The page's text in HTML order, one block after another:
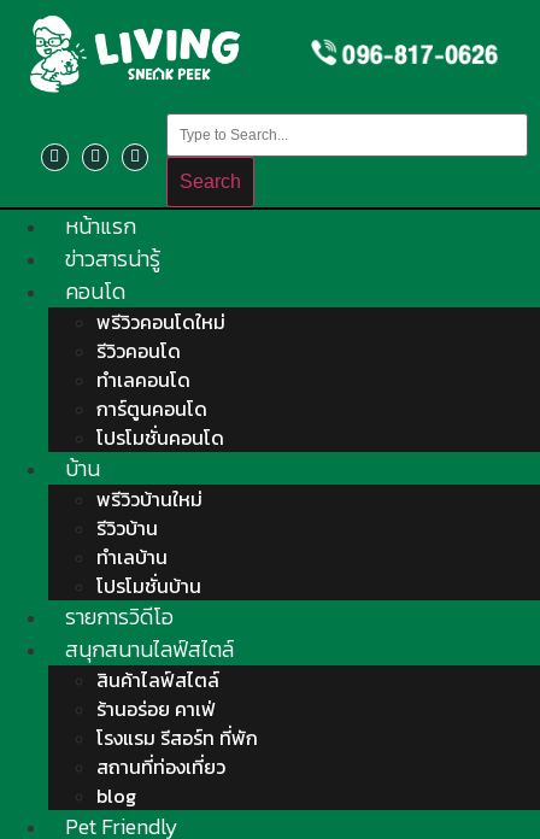
Search
หน้าแรก
ข่าวสารน่ารู้
คอนโด
พรีวิวคอนโดใหม่
รีวิวคอนโด
ทำเลคอนโด
การ์ตูนคอนโด
โปรโมชั่นคอนโด
บ้าน
พรีวิวบ้านใหม่
รีวิวบ้าน
ทำเลบ้าน
โปรโมชั่นบ้าน
รายการวิดีโอ
สนุกสนานไลฟ์สไตล์
สินค้าไลฟ์สไตล์
ร้านอร่อย คาเฟ่
โรงแรม รีสอร์ท ที่พัก
สถานที่ท่องเที่ยว
blog
Pet Friendly